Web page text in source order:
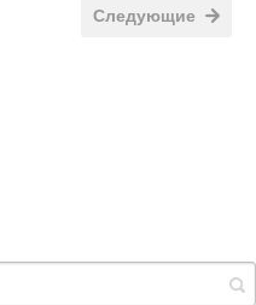
Следующие